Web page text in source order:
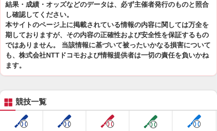
結果・成績・オッズなどのデータは、必ず主催者発行のものと照合
し確認してください。
本サイトのページ上に掲載されている情報の内容に関しては万全を
期しておりますが、その内容の正確性および安全性を保証するもの
ではありません。 当該情報に基づいて被ったいかなる損害について
も、株式会社NTTドコモおよび情報提供者は一切の責任を負いかね
ます。
競技一覧